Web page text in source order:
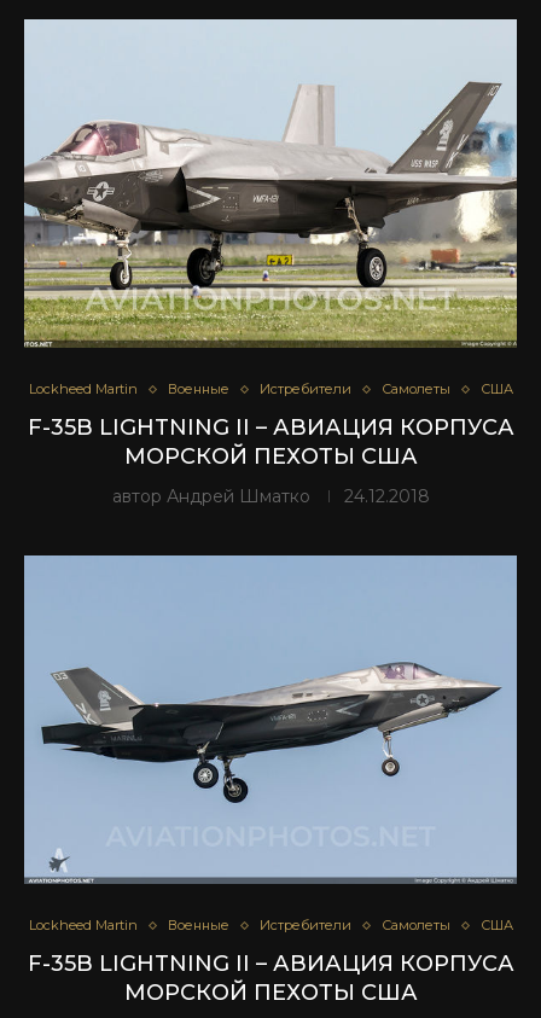
Lockheed Martin Военные Истребители Самолеты США
F-35B LIGHTNING II – АВИАЦИЯ КОРПУСА
МОРСКОЙ ПЕХОТЫ США
автор Андрей Шматко 24.12.2018
Lockheed Martin Военные Истребители Самолеты США
F-35B LIGHTNING II – АВИАЦИЯ КОРПУСА
МОРСКОЙ ПЕХОТЫ США